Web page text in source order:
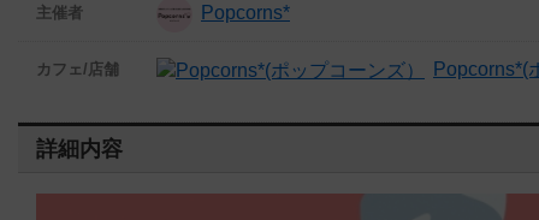
主催者 Popcorns*
カフェ/店舗 Popcorns*(
詳細内容